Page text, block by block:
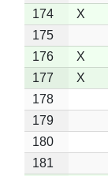
174
X
175
176
X
177
X
178
179
180
181